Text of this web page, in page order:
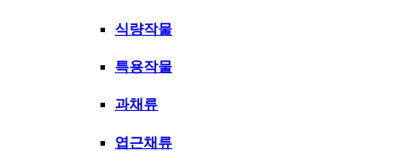
식량작물
특용작물
과채류
엽근채류